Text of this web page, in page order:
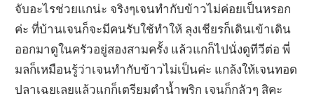
จับอะไรช่วยแกน่ะ จริงๆเจนทำกับข้าวไม่ค่อยเป็นหรอก
ค่ะ ที่บ้านเจนก็จะมีคนรับใช้ทำให้ ลุงเชียรก็เดินเข้าเดิน
ออกมาดูในครัวอยู่สองสามครั้ง แล้วแกก็ไปนั่งดูทีวีต่อ พี่
มลก็เหมือนรู้ว่าเจนทำกับข้าวไม่เป็นค่ะ แกล้งให้เจนทอด
ปลาเฉยเลยแล้วแกก็เตรียมตำน้ำพริก เจนก็กลัวๆ สิคะ